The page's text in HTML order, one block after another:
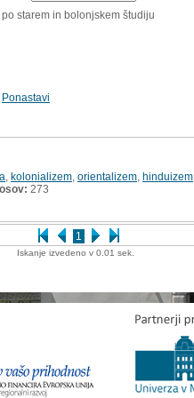
po starem in bolonjskem študiju
Ponastavi
1
kolonializem orientalizem hinduizem
273
Iskanje izvedeno v 0.01 sek.